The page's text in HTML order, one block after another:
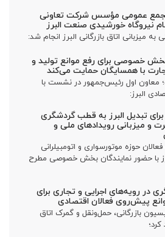
مجمع عمومی مؤسس شرکت تعاونی
نیروگاه خورشیدی صنعت البرز
میزبانی اتاق بازرگانی البرز انجام شد:
خصوصی برای رفع موانع تولید و
با همسایگان حمایت می‌کند
معاون اول رئیس‌جمهور در نشست با
البرز:
تبدیل البرز به قطب گردشگری
و میزبانی رویدادهای ملی و
حوزه موتورسواری و اتومبیلرانی
با حضور نمایندگان بخش خصوصی مطرح
در رویه‌های اجرایی و تجاری برای
پیش‌روی فعالان اقتصادی
بازرگانی، حمل‌ونقل و گمرک اتاق
کرد؛